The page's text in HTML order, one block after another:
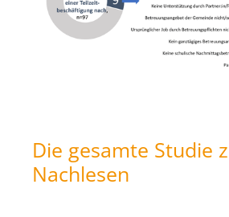
Die gesamte Studie
Nachlesen